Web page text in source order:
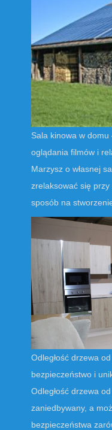
Sala kinowa w
oglądania filmów i
Marzysz o własnej
zrelaksować się przy
sposób na
Odległość drzewa
bezpieczeństwo i
Odległość drzewa
zaniedbywany, a
bezpieczeństwa